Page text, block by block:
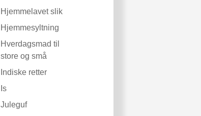
Hjemmelavet slik
Hjemmesyltning
Hverdagsmad til
store og små
Indiske retter
Is
Juleguf